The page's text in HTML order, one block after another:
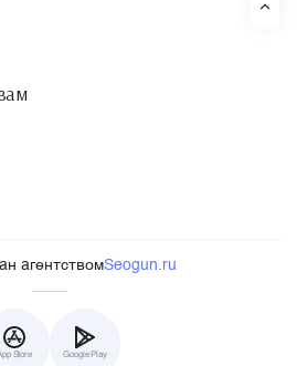
агентствомSeogun.ru
Store Google Play